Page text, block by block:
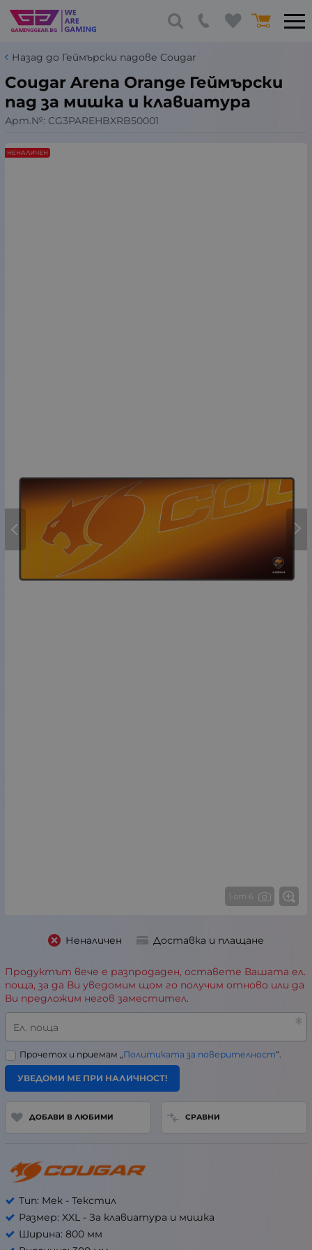
Назад до Геймърски падове Cougar
Cougar Arena Orange Геймърски
пад за мишка и клавиатура
Арт.№: CG3PAREHBXRB50001
1 от 6
НЕНАЛИЧЕН
Неналичен Доставка и плащане
Продуктът вече е разпродаден, оставете Вашата ел.
поща, за да Ви уведомим щом го получим отново или да
Ви предложим негов заместител.
Ел. поща
Прочетох и приемам „Политиката за поверителност“.
УВЕДОМИ МЕ ПРИ НАЛИЧНОСТ!
ДОБАВИ В ЛЮБИМИ СРАВНИ
Тип: Мек - Текстил
Размер: XXL - За клавиатура и мишка
Ширина: 800 мм